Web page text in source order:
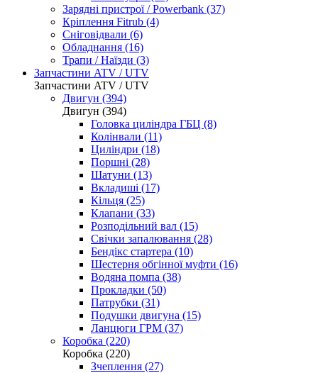
Зарядні пристрої / Powerbank (37)
Кріплення Fitrub (4)
Сніговідвали (6)
Обладнання (16)
Трапи / Наїзди (3)
Запчастини ATV / UTV
Запчастини ATV / UTV
Двигун (394)
Двигун (394)
Головка циліндра ГБЦ (8)
Колінвали (11)
Циліндри (18)
Поршні (28)
Шатуни (13)
Вкладиші (17)
Кільця (25)
Клапани (33)
Розподільний вал (15)
Свічки запалювання (28)
Бендікс стартера (10)
Шестерня обгінної муфти (16)
Водяна помпа (38)
Прокладки (50)
Патрубки (31)
Подушки двигуна (15)
Ланцюги ГРМ (37)
Коробка (220)
Коробка (220)
Зчеплення (27)